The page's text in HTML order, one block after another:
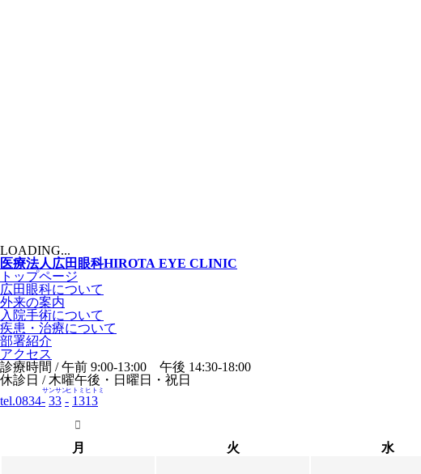
LOADING...
医療法人広田眼科HIROTA EYE CLINIC
トップページ
広田眼科について
外来の案内
入院手術について
疾患・治療について
部署紹介
アクセス
診療時間 / 午前 9:00-13:00 午後 14:30-18:00
休診日 / 木曜午後・日曜日・祝日
tel.0834- 33
サンサン
- 1313
ヒトミヒトミ
月
火 水